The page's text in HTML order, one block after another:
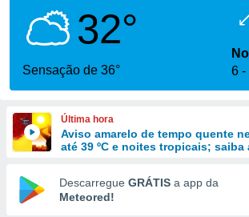
fornecidas
a este
das
e
forma
digital
32°
Sensação de 36°
6
Última hora
Aviso amarelo de tempo quente
até 39 ºC e noites tropicais; saiba
Descarregue GRÁTIS a app da
Meteored!